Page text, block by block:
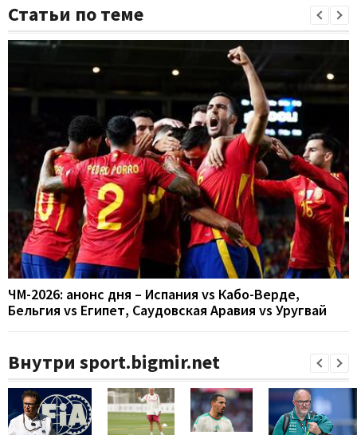
Статьи по теме
ЧМ-2026: анонс дня – Испания vs Кабо-Верде,
Бельгия vs Египет, Саудовская Аравия vs Уругвай
Внутри sport.bigmir.net